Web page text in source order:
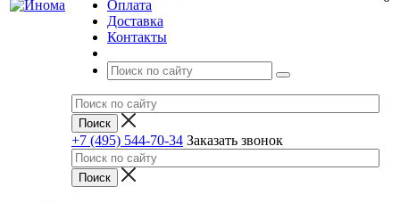
Оплата
Доставка
Контакты
+7 (495) 544-70-34 Заказать звонок